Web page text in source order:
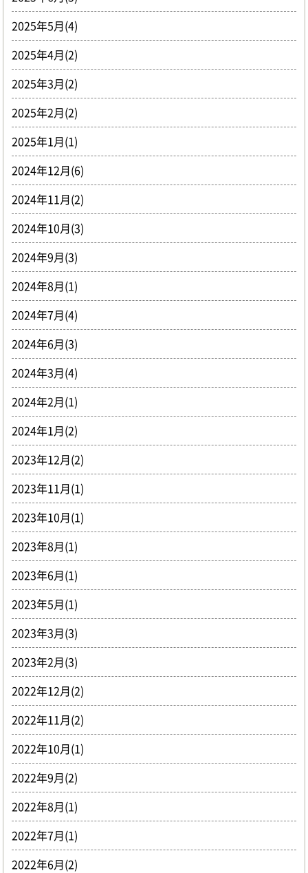
2025年5月(4)
2025年4月(2)
2025年3月(2)
2025年2月(2)
2025年1月(1)
2024年12月(6)
2024年11月(2)
2024年10月(3)
2024年9月(3)
2024年8月(1)
2024年7月(4)
2024年6月(3)
2024年3月(4)
2024年2月(1)
2024年1月(2)
2023年12月(2)
2023年11月(1)
2023年10月(1)
2023年8月(1)
2023年6月(1)
2023年5月(1)
2023年3月(3)
2023年2月(3)
2022年12月(2)
2022年11月(2)
2022年10月(1)
2022年9月(2)
2022年8月(1)
2022年7月(1)
2022年6月(2)